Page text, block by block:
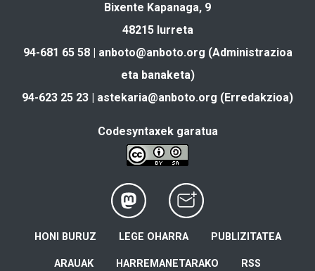
Bixente Kapanaga, 9
48215 Iurreta
94-681 65 58 | anboto@anboto.org (Administrazioa
eta banaketa)
94-623 25 23 | astekaria@anboto.org (Erredakzioa)
Codesyntaxek garatua
HONI BURUZ LEGE OHARRA PUBLIZITATEA
ARAUAK HARREMANETARAKO RSS